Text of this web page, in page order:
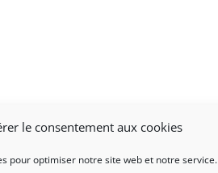
le consentement aux cookies
pour optimiser notre site web et notre service.